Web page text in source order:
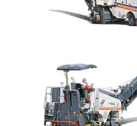
Revenir en haut